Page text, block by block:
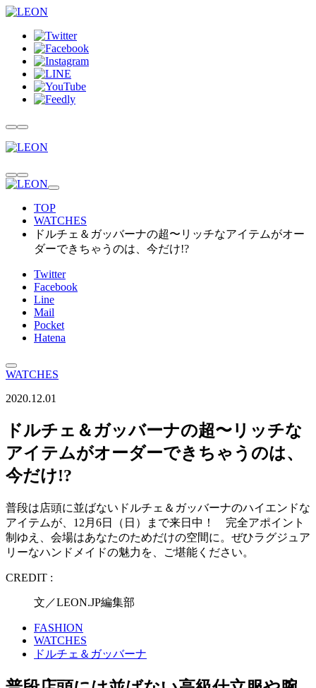
TOP
WATCHES
ドルチェ＆ガッバーナの超〜リッチなアイテムがオー
ダーできちゃうのは、今だけ!?
Twitter
Facebook
Line
Mail
Pocket
Hatena
WATCHES
2020.12.01
ドルチェ＆ガッバーナの超〜リッチな
アイテムがオーダーできちゃうのは、
今だけ!?
普段は店頭に並ばないドルチェ＆ガッバーナのハイエンドな
アイテムが、12月6日（日）まで来日中！ 完全アポイント
制ゆえ、会場はあなたのためだけの空間に。ぜひラグジュア
リーなハンドメイドの魅力を、ご堪能ください。
CREDIT :
文／LEON.JP編集部
FASHION
WATCHES
ドルチェ＆ガッバーナ